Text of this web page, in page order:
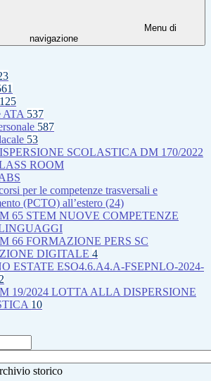
Menu di
navigazione
125
ATA 537
587
53
SCOLASTICA DM 170/2022
ROOM
per le competenze trasversali e
(PCTO) all’estero (24)
65 STEM NUOVE COMPETENZE
66 FORMAZIONE PERS SC
DIGITALE 4
ESTATE ESO4.6.A4.A-FSEPNLO-2024-
2
19/2024 LOTTA ALLA DISPERSIONE
10
storico